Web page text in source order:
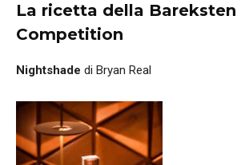
La ricetta della
Competition
Nightshade di Bryan Real